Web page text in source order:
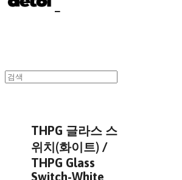
THPG 글라스 스
위치(화이트) /
THPG Glass
Switch-White